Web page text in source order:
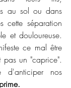
au sol ou dans
cette séparation
et douloureuse.
ce mal être
un "caprice".
nos